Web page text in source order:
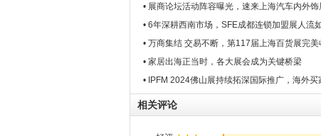
• 展商论坛活动阵容曝光，速来上海汽车内外饰
• 6年深耕西南市场，SFE成都连锁加盟展人流
• 万商集结 交易不断，第117届上海百货展完美
• 家居出海正当时，各大展会成为关键桥梁
• IPFM 2024佛山展持续拓深国际推广，海外买
相关评论